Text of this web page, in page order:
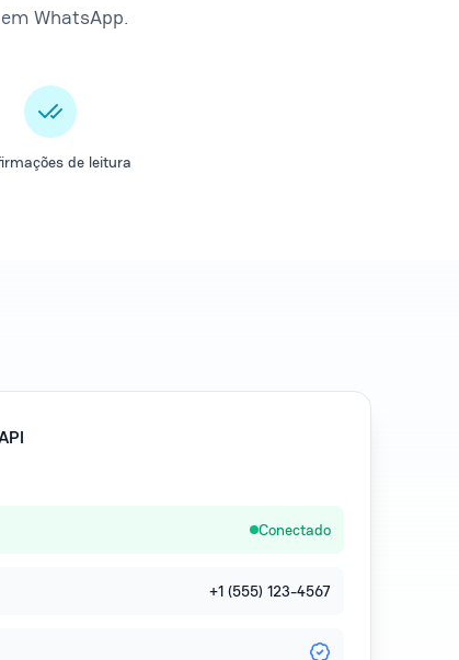
WhatsApp.
de leitura
Conectado
+1 (555) 123-4567